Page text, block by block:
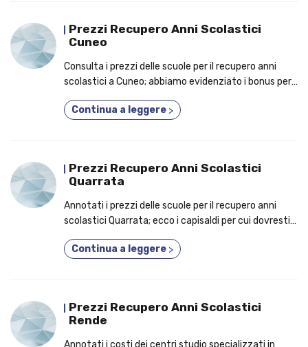
Prezzi Recupero Anni Scolastici
Cuneo
Consulta i prezzi delle scuole per il recupero anni
scolastici a Cuneo; abbiamo evidenziato i bonus per i
in uno!
Continua a leggere >
Prezzi Recupero Anni Scolastici
Quarrata
Annotati i prezzi delle scuole per il recupero anni
scolastici Quarrata; ecco i capisaldi per cui dovresti
Continua a leggere >
Prezzi Recupero Anni Scolastici
Rende